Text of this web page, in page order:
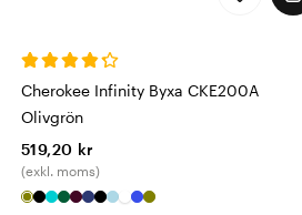
Cherokee Infinity Byxa CKE200A
Olivgrön
519,20 kr
(exkl. moms)